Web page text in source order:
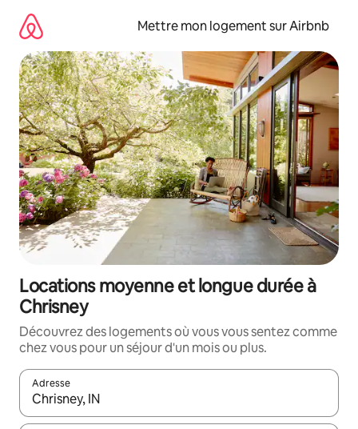
directement
contenu
Mettre mon logement sur Airbnb
Locations moyenne et longue durée à
Chrisney
Découvrez des logements où vous vous sentez comme
chez vous pour un séjour d'un mois ou plus.
Adresse
Lorsque les résultats s'affichent, utilisez les flèches vers le